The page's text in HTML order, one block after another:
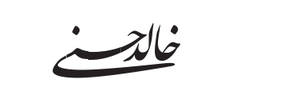
خالد حسني